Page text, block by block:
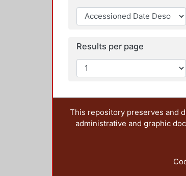
Results per page
This repository preserves and
administrative and graphic